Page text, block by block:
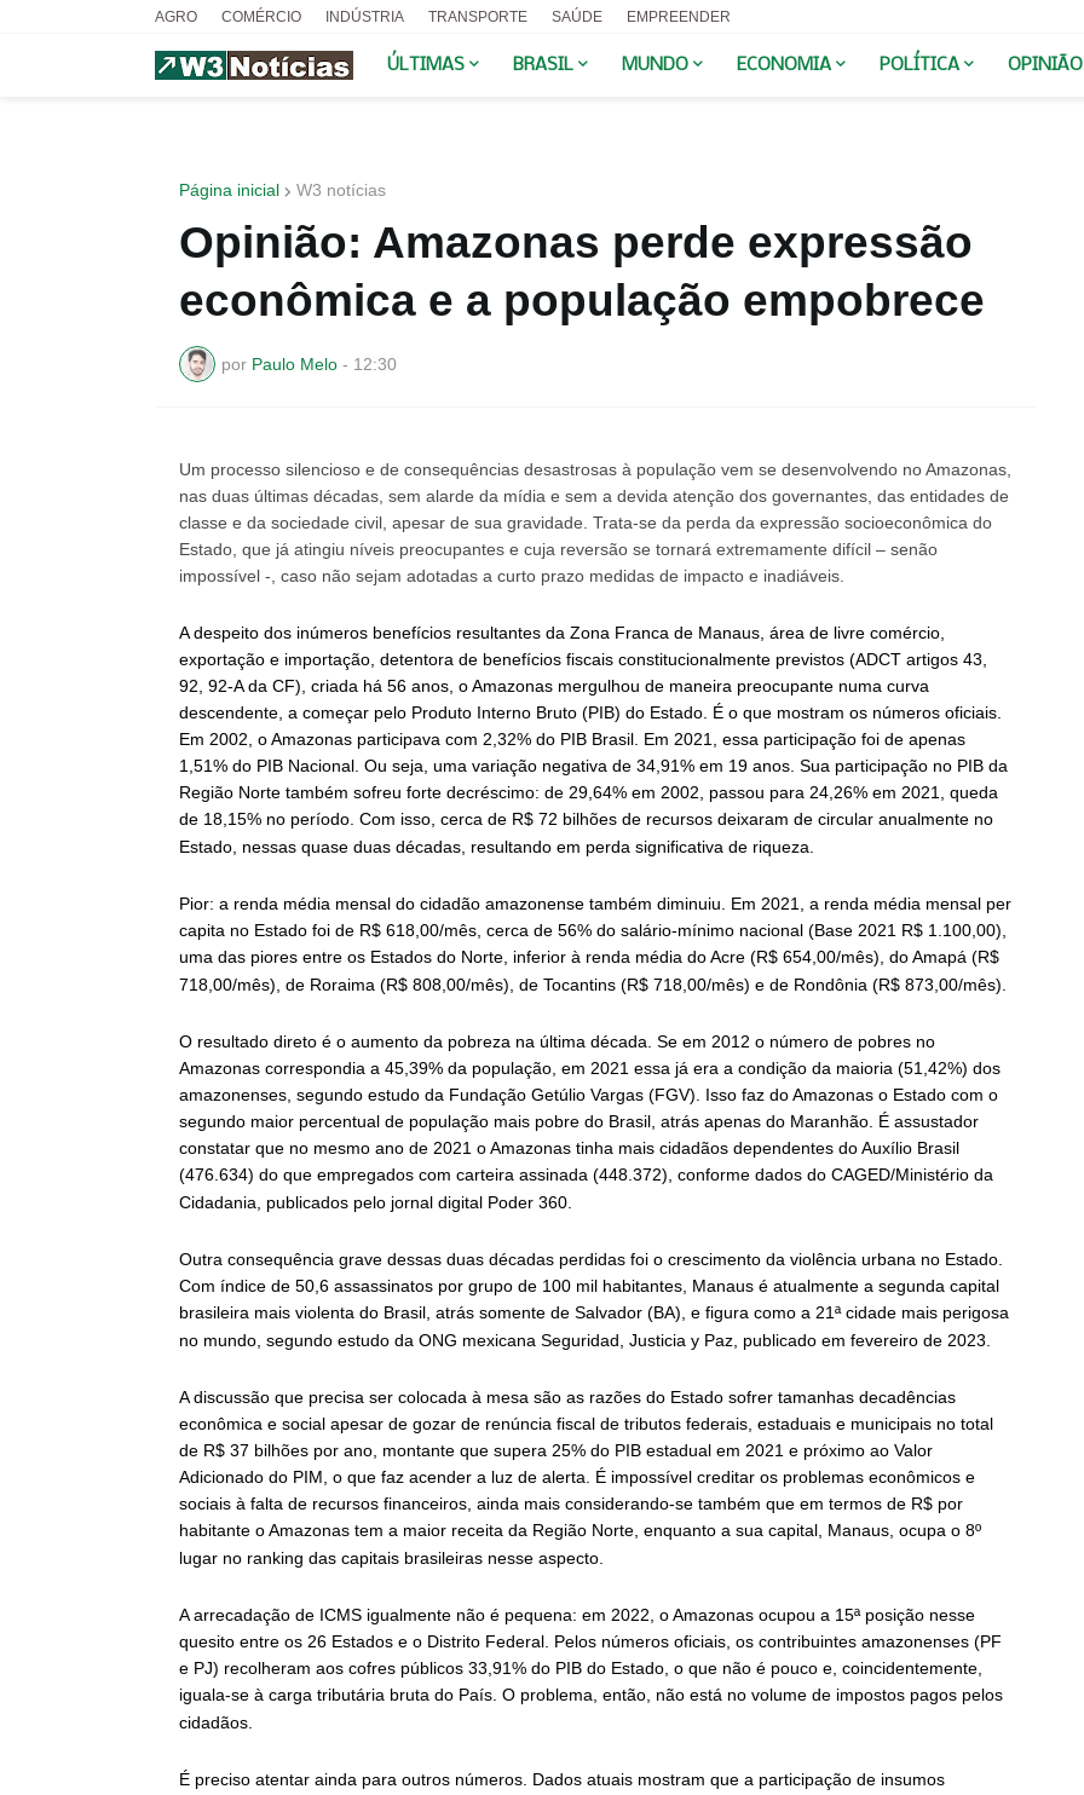
AGRO COMÉRCIO INDÚSTRIA TRANSPORTE SAÚDE EMPREENDER
ÚLTIMAS BRASIL MUNDO ECONOMIA POLÍTICA OPINIÃO
Página inicial W3 notícias
Opinião: Amazonas perde expressão
econômica e a população empobrece
por Paulo Melo - 12:30
Um processo silencioso e de consequências desastrosas à população vem se desenvolvendo no Amazonas,
nas duas últimas décadas, sem alarde da mídia e sem a devida atenção dos governantes, das entidades de
classe e da sociedade civil, apesar de sua gravidade. Trata-se da perda da expressão socioeconômica do
Estado, que já atingiu níveis preocupantes e cuja reversão se tornará extremamente difícil – senão
impossível -, caso não sejam adotadas a curto prazo medidas de impacto e inadiáveis.
A despeito dos inúmeros benefícios resultantes da Zona Franca de Manaus, área de livre comércio,
exportação e importação, detentora de benefícios fiscais constitucionalmente previstos (ADCT artigos 43,
92, 92-A da CF), criada há 56 anos, o Amazonas mergulhou de maneira preocupante numa curva
descendente, a começar pelo Produto Interno Bruto (PIB) do Estado. É o que mostram os números oficiais.
Em 2002, o Amazonas participava com 2,32% do PIB Brasil. Em 2021, essa participação foi de apenas
1,51% do PIB Nacional. Ou seja, uma variação negativa de 34,91% em 19 anos. Sua participação no PIB da
Região Norte também sofreu forte decréscimo: de 29,64% em 2002, passou para 24,26% em 2021, queda
de 18,15% no período. Com isso, cerca de R$ 72 bilhões de recursos deixaram de circular anualmente no
Estado, nessas quase duas décadas, resultando em perda significativa de riqueza.
Pior: a renda média mensal do cidadão amazonense também diminuiu. Em 2021, a renda média mensal per
capita no Estado foi de R$ 618,00/mês, cerca de 56% do salário-mínimo nacional (Base 2021 R$ 1.100,00),
uma das piores entre os Estados do Norte, inferior à renda média do Acre (R$ 654,00/mês), do Amapá (R$
718,00/mês), de Roraima (R$ 808,00/mês), de Tocantins (R$ 718,00/mês) e de Rondônia (R$ 873,00/mês).
O resultado direto é o aumento da pobreza na última década. Se em 2012 o número de pobres no
Amazonas correspondia a 45,39% da população, em 2021 essa já era a condição da maioria (51,42%) dos
amazonenses, segundo estudo da Fundação Getúlio Vargas (FGV). Isso faz do Amazonas o Estado com o
segundo maior percentual de população mais pobre do Brasil, atrás apenas do Maranhão. É assustador
constatar que no mesmo ano de 2021 o Amazonas tinha mais cidadãos dependentes do Auxílio Brasil
(476.634) do que empregados com carteira assinada (448.372), conforme dados do CAGED/Ministério da
Cidadania, publicados pelo jornal digital Poder 360.
Outra consequência grave dessas duas décadas perdidas foi o crescimento da violência urbana no Estado.
Com índice de 50,6 assassinatos por grupo de 100 mil habitantes, Manaus é atualmente a segunda capital
brasileira mais violenta do Brasil, atrás somente de Salvador (BA), e figura como a 21ª cidade mais perigosa
no mundo, segundo estudo da ONG mexicana Seguridad, Justicia y Paz, publicado em fevereiro de 2023.
A discussão que precisa ser colocada à mesa são as razões do Estado sofrer tamanhas decadências
econômica e social apesar de gozar de renúncia fiscal de tributos federais, estaduais e municipais no total
de R$ 37 bilhões por ano, montante que supera 25% do PIB estadual em 2021 e próximo ao Valor
Adicionado do PIM, o que faz acender a luz de alerta. É impossível creditar os problemas econômicos e
sociais à falta de recursos financeiros, ainda mais considerando-se também que em termos de R$ por
habitante o Amazonas tem a maior receita da Região Norte, enquanto a sua capital, Manaus, ocupa o 8º
lugar no ranking das capitais brasileiras nesse aspecto.
A arrecadação de ICMS igualmente não é pequena: em 2022, o Amazonas ocupou a 15ª posição nesse
quesito entre os 26 Estados e o Distrito Federal. Pelos números oficiais, os contribuintes amazonenses (PF
e PJ) recolheram aos cofres públicos 33,91% do PIB do Estado, o que não é pouco e, coincidentemente,
iguala-se à carga tributária bruta do País. O problema, então, não está no volume de impostos pagos pelos
cidadãos.
É preciso atentar ainda para outros números. Dados atuais mostram que a participação de insumos